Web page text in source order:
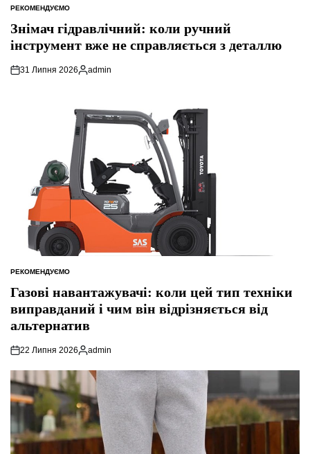
ОПУБЛІКУВАТИ
РЕКОМЕНДУЄМО
Знімач гідравлічний: коли ручний
інструмент вже не справляється з деталлю
31 Липня 2026
Опубліковано
admin
ОПУБЛІКУВАТИ
РЕКОМЕНДУЄМО
Газові навантажувачі: коли цей тип техніки
виправданий і чим він відрізняється від
альтернатив
22 Липня 2026
Опубліковано
admin